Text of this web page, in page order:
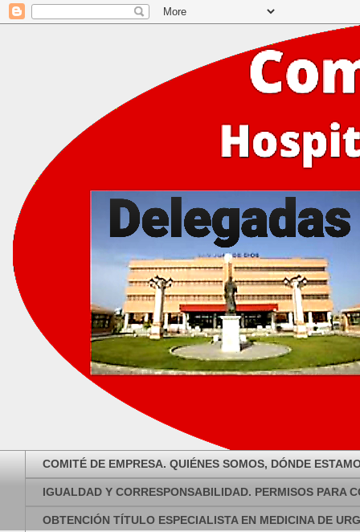
COMITÉ DE EMPRESA. QUIÉNES SOMOS, DÓNDE
IGUALDAD Y CORRESPONSABILIDAD. PERMISOS PARA
OBTENCIÓN TÍTULO ESPECIALISTA EN MEDICINA DE